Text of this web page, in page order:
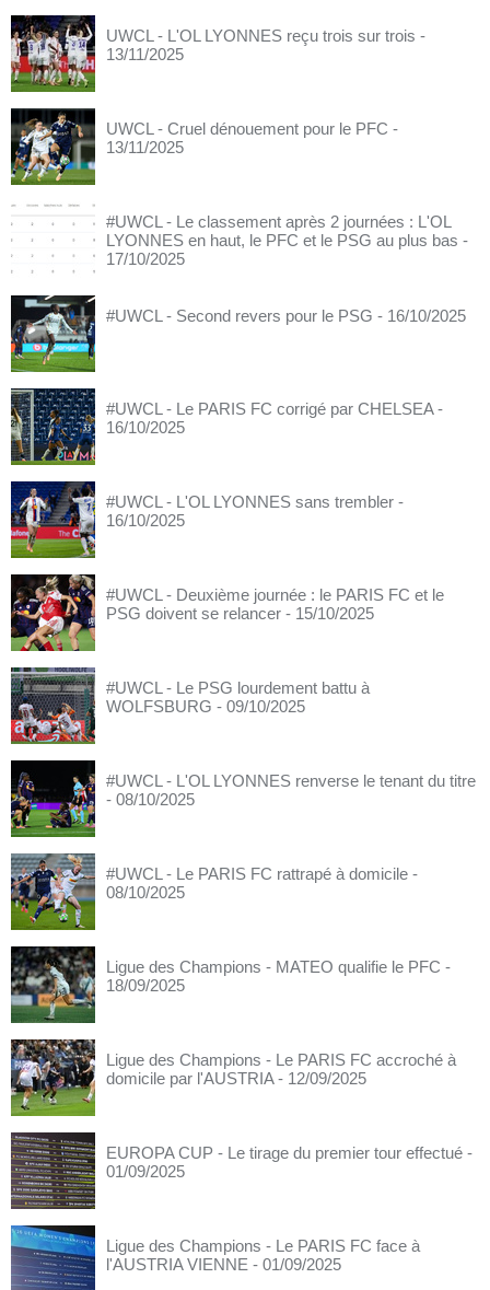
UWCL - L'OL LYONNES reçu trois sur trois -
13/11/2025
UWCL - Cruel dénouement pour le PFC -
13/11/2025
#UWCL - Le classement après 2 journées : L'OL
LYONNES en haut, le PFC et le PSG au plus bas -
17/10/2025
#UWCL - Second revers pour le PSG - 16/10/2025
#UWCL - Le PARIS FC corrigé par CHELSEA -
16/10/2025
#UWCL - L'OL LYONNES sans trembler -
16/10/2025
#UWCL - Deuxième journée : le PARIS FC et le
PSG doivent se relancer - 15/10/2025
#UWCL - Le PSG lourdement battu à
WOLFSBURG - 09/10/2025
#UWCL - L'OL LYONNES renverse le tenant du titre
- 08/10/2025
#UWCL - Le PARIS FC rattrapé à domicile -
08/10/2025
Ligue des Champions - MATEO qualifie le PFC -
18/09/2025
Ligue des Champions - Le PARIS FC accroché à
domicile par l'AUSTRIA - 12/09/2025
EUROPA CUP - Le tirage du premier tour effectué -
01/09/2025
Ligue des Champions - Le PARIS FC face à
l'AUSTRIA VIENNE - 01/09/2025